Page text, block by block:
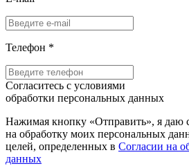
Телефон *
Согласитесь с условиями
обработки персональных данных
Нажимая кнопку «Отправить», я даю
на обработку моих персональных
целей, определенных в Согласии на
данных